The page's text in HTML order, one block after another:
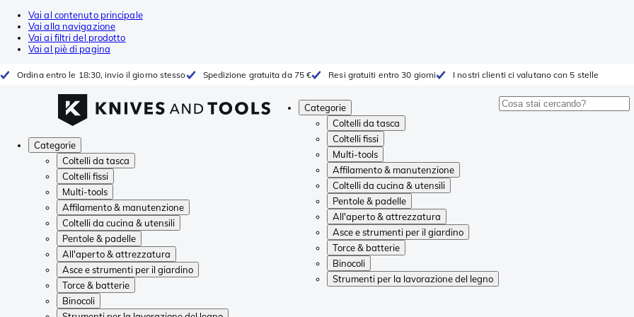
Vai al contenuto principale
Vai alla navigazione
Vai ai filtri del prodotto
Vai al piè di pagina
Ordina entro le 18:30, invio il giorno stesso Spedizione gratuita da 75 € Resi gratuiti entro 30 giorni I nostri clienti ci valutano con 5 stelle
Categorie
Coltelli da tasca
Coltelli fissi
Multi-tools
Affilamento & manutenzione
Coltelli da cucina & utensili
Pentole & padelle
All'aperto & attrezzatura
Asce e strumenti per il giardino
Torce & batterie
Binocoli
Strumenti per la lavorazione del legno
Categorie
Coltelli da tasca
Coltelli fissi
Multi-tools
Affilamento & manutenzione
Coltelli da cucina & utensili
Pentole & padelle
All'aperto & attrezzatura
Asce e strumenti per il giardino
Torce & batterie
Binocoli